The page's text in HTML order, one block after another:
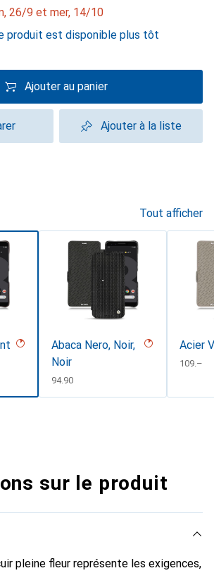
26/9 et mer, 14/10
produit est disponible plus tôt
Ajouter au panier
Ajouter à la liste
Tout afficher
Abaca Nero, Noir,
Noir
CHF
94.90
Acier
CHF
109.–
sur le produit
pleine fleur représente les exigences,